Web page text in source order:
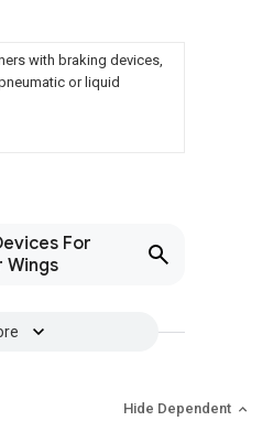
with braking devices,
or liquid
For
Wings
Hide Dependent